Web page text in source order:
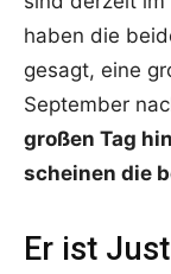
haben die
gesagt, eine
September
großen Tag
scheinen die
Er ist